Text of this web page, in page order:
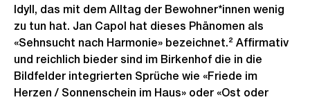
Idyll, das mit dem Alltag der Bewohner*innen wenig
zu tun hat. Jan Capol hat dieses Phänomen als
«Sehnsucht nach Harmonie» bezeichnet.² Affirmativ
und reichlich bieder sind im Birkenhof die in die
Bildfelder integrierten Sprüche wie «Friede im
Herzen / Sonnenschein im Haus» oder «Ost oder